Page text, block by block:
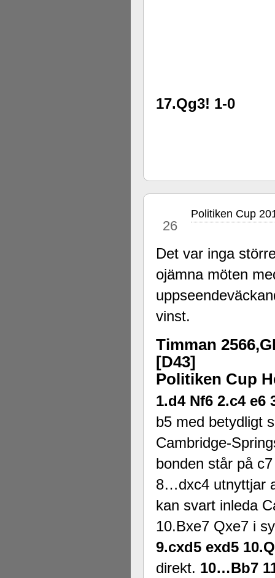
17.Qg3! 1-0
26
Politiken Cup
Det var inga
ojämna möten
vinst.
Timman
[D43]
Politiken Cup
1.d4 Nf6 2.c4 e6
b5 med betydligt
Cambridge-
bonden står på
8…dxc4 utnyttjar
kan svart inleda
10.Bxe7 Qxe7 i
9.cxd5 exd5
direkt. 10…Bb7